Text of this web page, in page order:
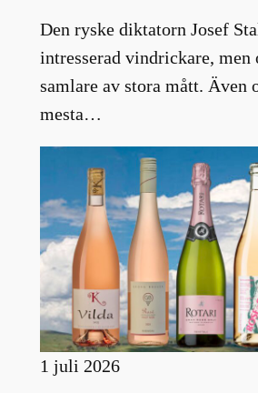
Den ryske diktatorn Josef
intresserad vindrickare, men
samlare av stora mått. Även
mesta…
1 juli 2026